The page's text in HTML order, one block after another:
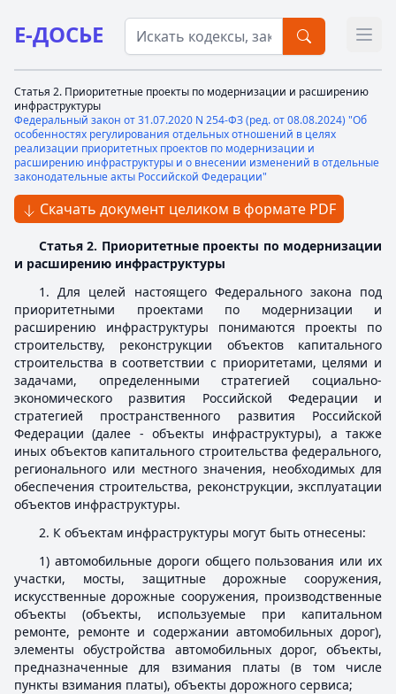
Е-ДОСЬЕ
Статья 2. Приоритетные проекты по модернизации и расширению
инфраструктуры
Федеральный закон от 31.07.2020 N 254-ФЗ (ред. от 08.08.2024) "Об
особенностях регулирования отдельных отношений в целях
реализации приоритетных проектов по модернизации и
расширению инфраструктуры и о внесении изменений в отдельные
законодательные акты Российской Федерации"
Скачать документ целиком в формате PDF
Статья 2. Приоритетные проекты по модернизации
и расширению инфраструктуры
1. Для целей настоящего Федерального закона под
приоритетными проектами по модернизации и
расширению инфраструктуры понимаются проекты по
строительству, реконструкции объектов капитального
строительства в соответствии с приоритетами, целями и
задачами, определенными стратегией социально-
экономического развития Российской Федерации и
стратегией пространственного развития Российской
Федерации (далее - объекты инфраструктуры), а также
иных объектов капитального строительства федерального,
регионального или местного значения, необходимых для
обеспечения строительства, реконструкции, эксплуатации
объектов инфраструктуры.
2. К объектам инфраструктуры могут быть отнесены:
1) автомобильные дороги общего пользования или их
участки, мосты, защитные дорожные сооружения,
искусственные дорожные сооружения, производственные
объекты (объекты, используемые при капитальном
ремонте, ремонте и содержании автомобильных дорог),
элементы обустройства автомобильных дорог, объекты,
предназначенные для взимания платы (в том числе
пункты взимания платы), объекты дорожного сервиса;